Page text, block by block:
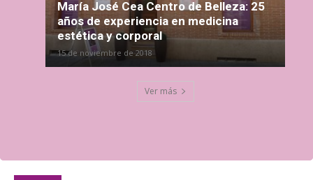
María José Cea Centro de Belleza: 25
años de experiencia en medicina
estética y corporal
15 de noviembre de 2018
Ver más